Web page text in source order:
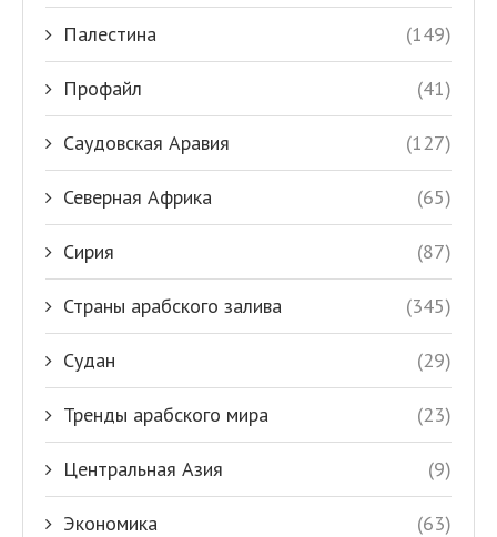
Палестина (149)
Профайл (41)
Саудовская Аравия (127)
Северная Африка (65)
Сирия (87)
Страны арабского залива (345)
Судан (29)
Тренды арабского мира (23)
Центральная Азия (9)
Экономика (63)